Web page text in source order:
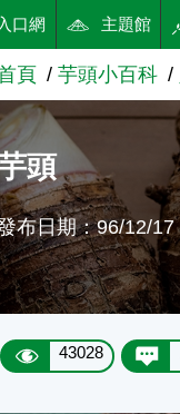
入口網 主題館
頁 芋頭小百科
頭
布日期：96/12/17
43028